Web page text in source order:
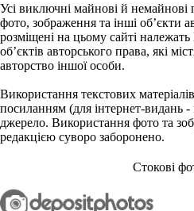
Усі виключні майнові й немайнові
фото, зображення та інші об’єкти
розміщені на цьому сайті
об’єктів авторського права, які
авторство іншої особи.
Використання текстових
посиланням (для інтернет-видань
джерело. Використання фото та
редакцією суворо заборонено.
Стокові